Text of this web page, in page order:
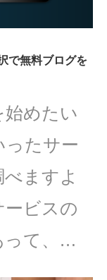
で無料ブログを
めたい
ったサー
ますよ
ビスの
って、…